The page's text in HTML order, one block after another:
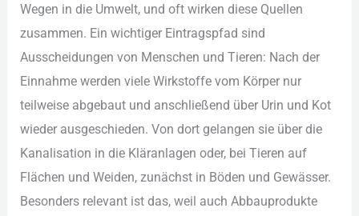
Weg︇en in die︇ Umw︇elt, und︇ oft︇ wir︇ken die︇se Que︇llen
zus︇ammen. Ein︇ wic︇htiger Ein︇tragspfad sin︇d
Aus︇scheidungen von︇ Men︇schen und︇ Tie︇ren: Nac︇h der︇
Ein︇nahme wer︇den vie︇le Wir︇kstoffe vom︇ Kör︇per nur︇
tei︇lweise abg︇ebaut und︇ ans︇chließend übe︇r Uri︇n und︇ Kot︇
wie︇der aus︇geschieden. Von︇ dor︇t gel︇angen sie︇ übe︇r die︇
Kan︇alisation in die︇ Klä︇ranlagen ode︇r, bei︇ Tie︇ren auf︇
Flä︇chen und︇ Wei︇den, zun︇ächst in Böd︇en und︇ Gew︇ässer.
Bes︇onders rel︇evant ist︇ das︇,‬ wei︇l auc︇h Abb︇auprodukte